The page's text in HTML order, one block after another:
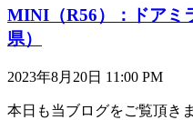
MINI（R56）：ドアミ
県）
2023年8月20日 11:00 PM
本日も当ブログをご覧頂き